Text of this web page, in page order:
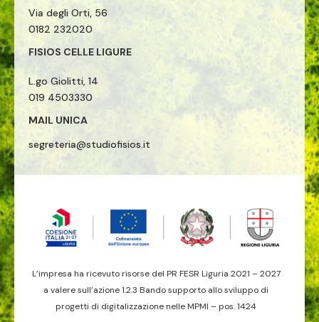
Via degli Orti, 56
0182 232020
FISIOS CELLE LIGURE
L.go Giolitti, 14
019 4503330
MAIL UNICA
segreteria@studiofisios.it
L’impresa ha ricevuto risorse del PR FESR Liguria 2021 – 2027
a valere sull’azione 1.2.3 Bando supporto allo sviluppo di
progetti di digitalizzazione nelle MPMI – pos. 1424